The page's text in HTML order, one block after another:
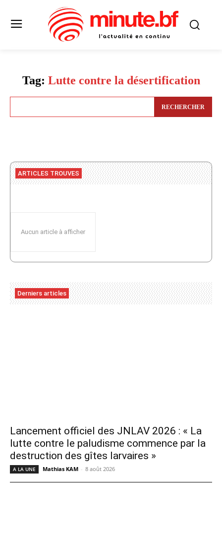
Tag: Lutte contre la désertification
RECHERCHER
ARTICLES TROUVES
Aucun article à afficher
Derniers articles
Lancement officiel des JNLAV 2026 : « La
lutte contre le paludisme commence par la
destruction des gîtes larvaires »
A LA UNE Mathias KAM - 8 août 2026